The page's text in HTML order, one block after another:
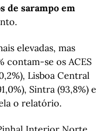
de sarampo em
elevadas, mas
contam-se os ACES
Lisboa Central
Sintra (93,8%) e
o relatório.